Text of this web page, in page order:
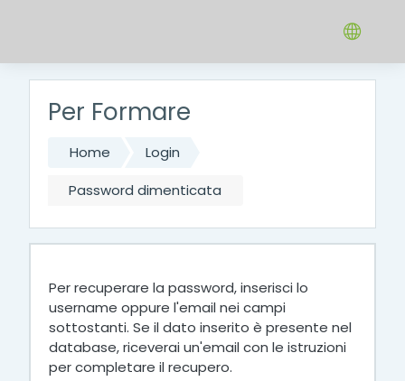
Per Formare
Home
Login
Password dimenticata
Per recuperare la password, inserisci lo
username oppure l'email nei campi
sottostanti. Se il dato inserito è presente nel
database, riceverai un'email con le istruzioni
per completare il recupero.